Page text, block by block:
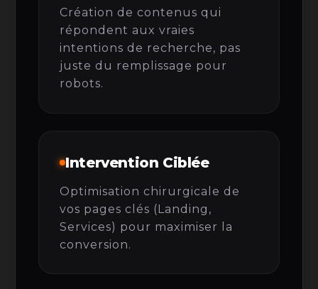
Création de contenus qui
répondent aux vraies
intentions de recherche, pas
juste du remplissage pour
robots.
Intervention Ciblée
Optimisation chirurgicale de
vos pages clés (Landing,
Services) pour maximiser la
conversion.